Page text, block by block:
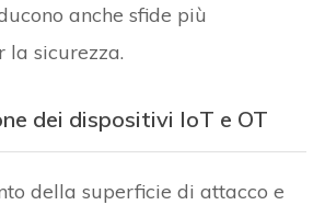
anche sfide più
la sicurezza.
dei dispositivi IoT e OT
della superficie di attacco e